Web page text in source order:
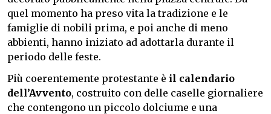
quel momento ha preso vita la tradizione e le
famiglie di nobili prima, e poi anche di meno
abbienti, hanno iniziato ad adottarla durante il
periodo delle feste.
Più coerentemente protestante è il calendario
dell’Avvento, costruito con delle caselle giornaliere
che contengono un piccolo dolciume e una